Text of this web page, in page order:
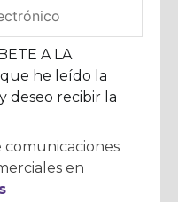
A LA
que he leído la
y deseo recibir la
en